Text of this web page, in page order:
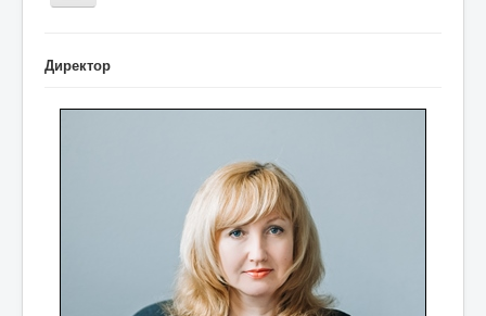
выключить
Прокуратура разъясняет
ПРИЕМ В 1 КЛАСС
Директор